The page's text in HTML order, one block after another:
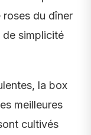
du dîner
simplicité
la box
meilleures
cultivés